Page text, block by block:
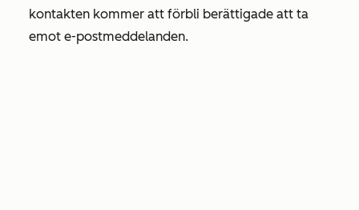
kontakten kommer att förbli berättigade att ta
emot e-postmeddelanden.